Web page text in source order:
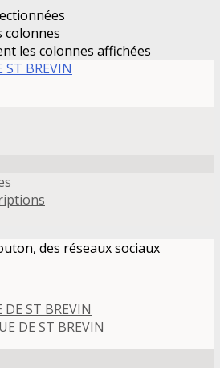
colonnes
les colonnes affichées
des réseaux sociaux
ST BREVIN